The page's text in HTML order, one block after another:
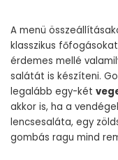
A menü
klasszikus
érdemes mellé
salátát is készíteni.
legalább egy-két
akkor is, ha a
lencsesaláta, egy
gombás ragu mind